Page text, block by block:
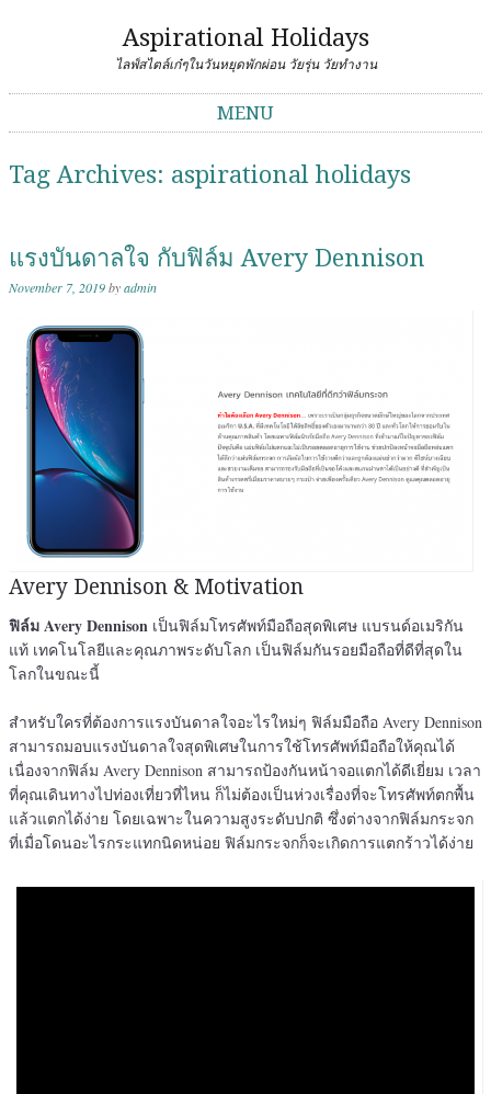
Aspirational Holidays
ไลฟ์สไตล์เก๋ๆในวันหยุดพักผ่อน วัยรุ่น วัยทำงาน
MENU
Tag Archives: aspirational holidays
แรงบันดาลใจ กับฟิล์ม Avery Dennison
November 7, 2019byadmin
Avery Dennison & Motivation
ฟิล์ม Avery Dennison เป็นฟิล์มโทรศัพท์มือถือสุดพิเศษ แบรนด์อเมริกัน
แท้ เทคโนโลยีและคุณภาพระดับโลก เป็นฟิล์มกันรอยมือถือที่ดีที่สุดใน
โลกในขณะนี้
สำหรับใครที่ต้องการแรงบันดาลใจอะไรใหม่ๆ ฟิล์มมือถือ Avery Dennison
สามารถมอบแรงบันดาลใจสุดพิเศษในการใช้โทรศัพท์มือถือให้คุณได้
เนื่องจากฟิล์ม Avery Dennison สามารถป้องกันหน้าจอแตกได้ดีเยี่ยม เวลา
ที่คุณเดินทางไปท่องเที่ยวที่ไหน ก็ไม่ต้องเป็นห่วงเรื่องที่จะโทรศัพท์ตกพื้น
แล้วแตกได้ง่าย โดยเฉพาะในความสูงระดับปกติ ซึ่งต่างจากฟิล์มกระจก
ที่เมื่อโดนอะไรกระแทกนิดหน่อย ฟิล์มกระจกก็จะเกิดการแตกร้าวได้ง่าย